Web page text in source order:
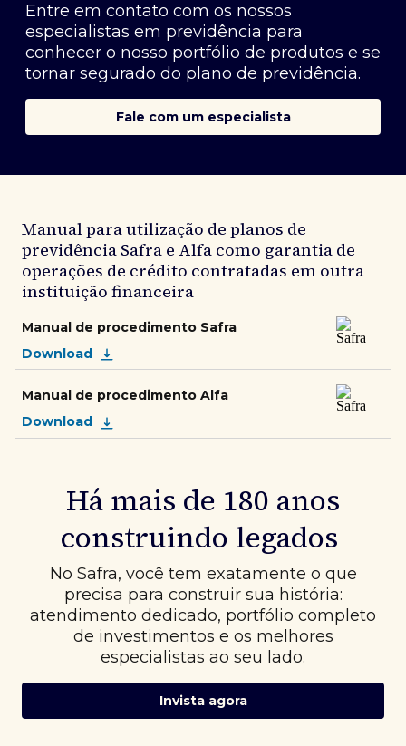
Entre em contato com os nossos
especialistas em previdência para
conhecer o nosso portfólio de produtos e se
tornar segurado do plano de previdência.
Fale com um especialista
Manual para utilização de planos de
previdência Safra e Alfa como garantia de
operações de crédito contratadas em outra
instituição financeira
Manual de procedimento Safra
Download
Manual de procedimento Alfa
Download
Há mais de 180 anos
construindo legados
No Safra, você tem exatamente o que
precisa para construir sua história:
atendimento dedicado, portfólio completo
de investimentos e os melhores
especialistas ao seu lado.
Invista agora